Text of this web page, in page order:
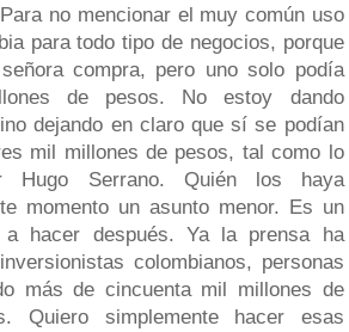
no mencionar el muy común uso
para todo tipo de negocios, porque
compra, pero uno solo podía
de pesos. No estoy dando
dejando en claro que sí se podían
mil millones de pesos, tal como lo
Hugo Serrano. Quién los haya
momento un asunto menor. Es un
a hacer después. Ya la prensa ha
colombianos, personas
más de cincuenta mil millones de
Quiero simplemente hacer esas